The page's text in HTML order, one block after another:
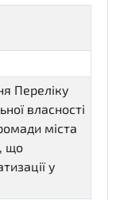
Переліку
власності
міста
що
у